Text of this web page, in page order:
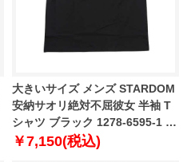
大きいサイズ メンズ STARDOM
安納サオリ絶対不屈彼女 半袖 T
シャツ ブラック 1278-6595-1 3L
4L 5L 6L
￥7,150(税込)